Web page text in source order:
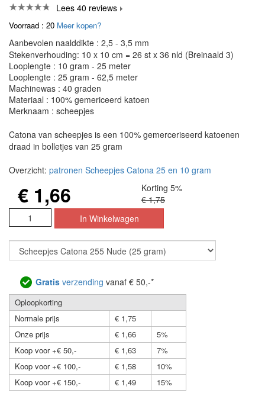
Lees 40 reviews
Voorraad : 20 Meer kopen?
Aanbevolen naalddikte : 2,5 - 3,5 mm
Stekenverhouding: 10 x 10 cm = 26 st x 36 nld (Breinaald 3)
Looplengte : 10 gram - 25 meter
Looplengte : 25 gram - 62,5 meter
Machinewas : 40 graden
Materiaal : 100% gemericeerd katoen
Merknaam : scheepjes
Catona van scheepjes is een 100% gemerceriseerd katoenen
draad in bolletjes van 25 gram
Overzicht: patronen Scheepjes Catona 25 en 10 gram
€ 1,66
Korting 5%
€ 1,75
Gratis verzending vanaf € 50,-*
Oploopkorting
Normale prijs
€ 1,75
Onze prijs
€ 1,66
5%
Koop voor +€ 50,-
€ 1,63
7%
Koop voor +€ 100,-
€ 1,58
10%
Koop voor +€ 150,-
€ 1,49 15%